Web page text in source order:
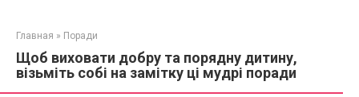
Главная » Поради
Щоб виховати добру та порядну дитину,
візьміть собі на замітку ці мудрі поради